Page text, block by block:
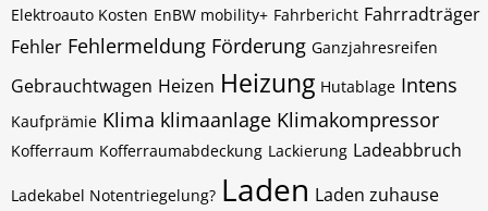
Elektroauto Kosten EnBW mobility+ Fahrbericht Fahrradträger
Fehler Fehlermeldung Förderung Ganzjahresreifen
Gebrauchtwagen Heizen Heizung Hutablage Intens
Kaufprämie Klima klimaanlage Klimakompressor
Kofferraum Kofferraumabdeckung Lackierung Ladeabbruch
Ladekabel Notentriegelung? Laden Laden zuhause